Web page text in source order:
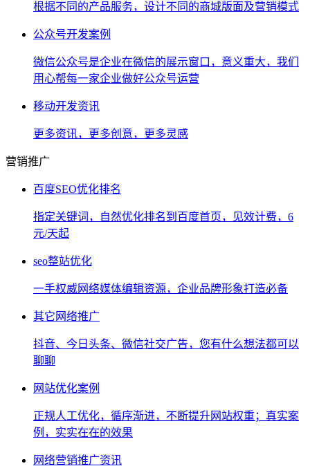
根据不同的产品服务，设计不同的商城版面及营销模式
公众号开发案例
微信公众号是企业在微信的展示窗口，意义重大，我们
用心帮每一家企业做好公众号运营
移动开发资讯
更多资讯，更多创意，更多灵感
营销推广
百度SEO优化排名
指定关键词，自然优化排名到百度首页，见效计费，6
元/天起
seo整站优化
一手权威网络媒体编辑资源，企业品牌形象打造必备
其它网络推广
抖音、今日头条、微信社交广告，您有什么想法都可以
聊聊
网站优化案例
正规人工优化，循序渐进，不断提升网站权重；真实案
例，实实在在的效果
网络营销推广资讯